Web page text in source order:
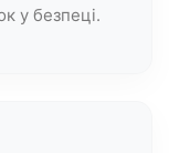
у безпеці.